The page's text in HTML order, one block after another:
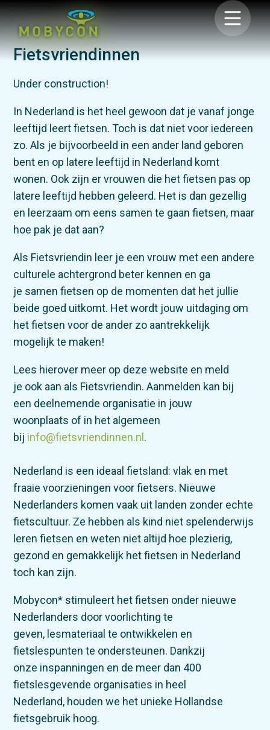
Fietsvriendinnen
Under construction!
In Nederland is het heel gewoon dat je vanaf jonge
leeftijd leert fietsen. Toch is dat niet voor iedereen
zo. Als je bijvoorbeeld in een ander land geboren
bent en op latere leeftijd in Nederland komt
wonen. Ook zijn er vrouwen die het fietsen pas op
latere leeftijd hebben geleerd. Het is dan gezellig
en leerzaam om eens samen te gaan fietsen, maar
hoe pak je dat aan?
Als Fietsvriendin leer je een vrouw met een andere
culturele achtergrond beter kennen en ga
je samen fietsen op de momenten dat het jullie
beide goed uitkomt. Het wordt jouw uitdaging om
het fietsen voor de ander zo aantrekkelijk
mogelijk te maken!
Lees hierover meer op deze website en meld
je ook aan als Fietsvriendin. Aanmelden kan bij
een deelnemende organisatie in jouw
woonplaats of in het algemeen
bij info@fietsvriendinnen.nl .
Nederland is een ideaal fietsland: vlak en met
fraaie voorzieningen voor fietsers. Nieuwe
Nederlanders komen vaak uit landen zonder echte
fietscultuur. Ze hebben als kind niet spelenderwijs
leren fietsen en weten niet altijd hoe plezierig,
gezond en gemakkelijk het fietsen in Nederland
toch kan zijn.
Mobycon* stimuleert het fietsen onder nieuwe
Nederlanders door voorlichting te
geven, lesmateriaal te ontwikkelen en
fietslespunten te ondersteunen. Dankzij
onze inspanningen en de meer dan 400
fietslesgevende organisaties in heel
Nederland, houden we het unieke Hollandse
fietsgebruik hoog.